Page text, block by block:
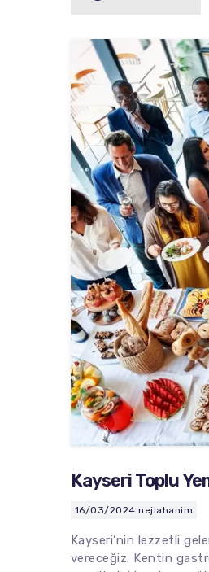
Kayseri Toplu
16/03/2024 nejlahanim
Kayseri’nin lezzetli
vereceğiz. Kentin